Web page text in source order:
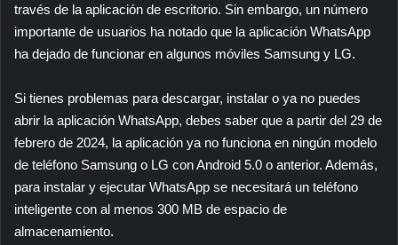
través de la aplicación de escritorio. Sin embargo, un número
importante de usuarios ha notado que la aplicación WhatsApp
ha dejado de funcionar en algunos móviles Samsung y LG.
Si tienes problemas para descargar, instalar o ya no puedes
abrir la aplicación WhatsApp, debes saber que a partir del 29 de
febrero de 2024, la aplicación ya no funciona en ningún modelo
de teléfono Samsung o LG con Android 5.0 o anterior. Además,
para instalar y ejecutar WhatsApp se necesitará un teléfono
inteligente con al menos 300 MB de espacio de
almacenamiento.